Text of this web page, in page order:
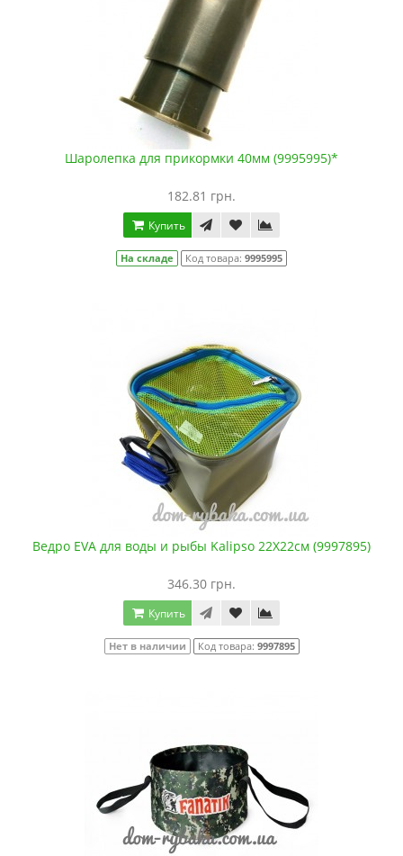
Шаролепка для прикормки 40мм (9995995)*
182.81 грн.
Купить
На складе Код товара: 9995995
Ведро EVA для воды и рыбы Kalipso 22Х22см (9997895)
346.30 грн.
Купить
Нет в наличии Код товара: 9997895